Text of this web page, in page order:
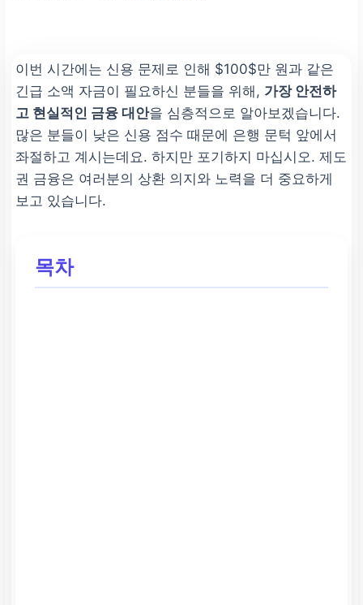
이번 시간에는 신용 문제로 인해 $100$만 원과 같은
긴급 소액 자금이 필요하신 분들을 위해, 가장 안전하
고 현실적인 금융 대안을 심층적으로 알아보겠습니다.
많은 분들이 낮은 신용 점수 때문에 은행 문턱 앞에서
좌절하고 계시는데요. 하지만 포기하지 마십시오. 제도
권 금융은 여러분의 상환 의지와 노력을 더 중요하게
보고 있습니다.
목차